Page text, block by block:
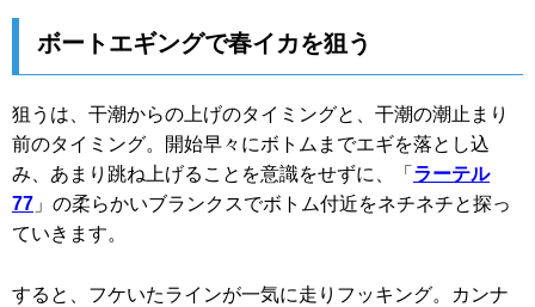
ボートエギングで春イカを狙う
狙うは、干潮からの上げのタイミングと、干潮の潮止まり
前のタイミング。開始早々にボトムまでエギを落とし込
み、あまり跳ね上げることを意識をせずに、「 ラーテル
77 」の柔らかいブランクスでボトム付近をネチネチと探っ
ていきます。
すると、フケいたラインが一気に走りフッキング。カンナ